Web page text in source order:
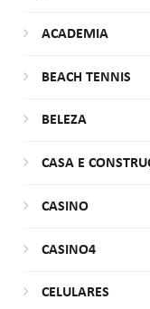
ACADEMIA
BEACH TENNIS
BELEZA
CASA E
CASINO
CASINO4
CELULARES